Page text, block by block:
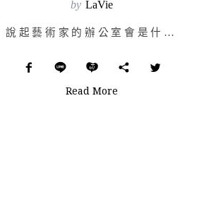
by LaVie
說起藝術家的辦公室會是什麼樣子？請先將腦中想像全部抹去，然後看看這間不起眼卻又令人感到奇怪的舊式店鋪…
Read More